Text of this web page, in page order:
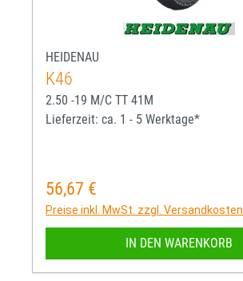
HEIDENAU
K46
2.50 -19 M/C TT 41M
Lieferzeit: ca. 1 - 5 Werktage*
Regulärer Preis:
56,67 €
Preise inkl. MwSt. zzgl. Versandkosten
IN DEN WARENKORB